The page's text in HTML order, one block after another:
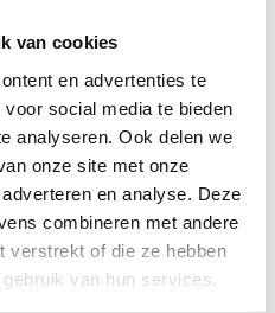
van cookies
en advertenties te
social media te bieden
analyseren. Ook delen we
onze site met onze
en analyse. Deze
combineren met andere
verstrekt of die ze hebben
van hun services.